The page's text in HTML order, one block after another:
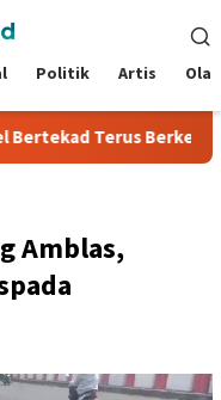
Politik Artis
Terus Berkembang,
Amblas,